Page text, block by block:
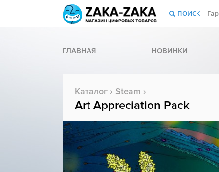
ПОИСК
ГЛАВНАЯ НОВИНКИ
Каталог › Steam ›
Art Appreciation Pack